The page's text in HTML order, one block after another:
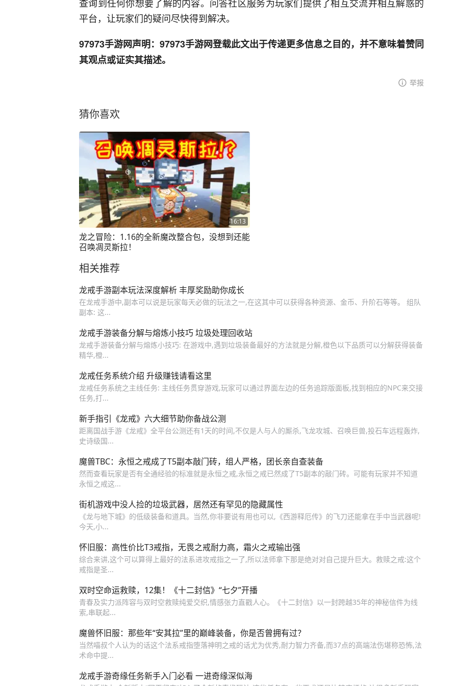
平台，让玩家们的疑问尽快得到解决。
97973手游网声明：97973手游网登载此文出于传递更多信息之目的，并不意味着赞同
其观点或证实其描述。
举报
猜你喜欢
16:13
龙之冒险：1.16的全新魔改整合包，没想到还能
召唤凋灵斯拉！
相关推荐
龙戒手游副本玩法深度解析 丰厚奖励助你成长
在龙戒手游中,副本可以说是玩家每天必做的玩法之一,在这其中可以获得各种资源、金币、升阶石等等。 组队
副本: 这...
龙戒手游装备分解与熔炼小技巧 垃圾处理回收站
龙戒手游装备分解与熔炼小技巧: 在游戏中,遇到垃圾装备最好的方法就是分解,橙色以下品质可以分解获得装备
精华,橙...
龙戒任务系统介绍 升级赚钱请看这里
龙戒任务系统之主线任务: 主线任务贯穿游戏,玩家可以通过界面左边的任务追踪版面板,找到相应的NPC来交接
任务,打...
新手指引《龙戒》六大细节助你备战公测
距离国战手游《龙戒》全平台公测还有1天的时间,不仅是人与人的厮杀,飞龙攻城、召唤巨兽,投石车远程轰炸,
史诗级国...
魔兽TBC：永恒之戒成了T5副本敲门砖，组人严格，团长亲自查装备
然而查看玩家是否有全通经验的标准就是永恒之戒,永恒之戒已然成了T5副本的敲门砖。可能有玩家并不知道
永恒之戒这...
街机游戏中没人捡的垃圾武器，居然还有罕见的隐藏属性
《龙与地下城》的低级装备和道具。当然,你非要说有用也可以,《西游释厄传》的飞刀还能拿在手中当武器呢!
今天,小...
怀旧服：高性价比T3戒指，无畏之戒耐力高，霜火之戒输出强
综合来讲,这个可以算得上最好的法系进攻戒指之一了,所以法师拿下那是绝对对自己提升巨大。救赎之戒:这个
戒指是圣...
双时空命运救赎，12集！《十二封信》“七夕”开播
青春及实力派阵容与双时空救赎纯爱交织,情感张力直戳人心。《十二封信》以一封跨越35年的神秘信件为线
索,串联起...
魔兽怀旧服：那些年“安其拉”里的巅峰装备，你是否曾拥有过？
当然喵叔个人认为的话这个法系戒指堕落神明之戒的话尤为优秀,耐力智力齐备,而37点的高端法伤堪称恐怖,法
术命中提...
龙戒手游奇缘任务新手入门必看 一进奇缘深似海